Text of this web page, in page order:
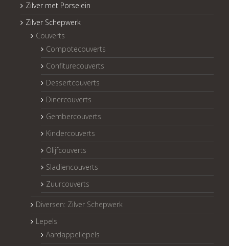
Zilver met Porselein
Zilver Schepwerk
Couverts
Compotecouverts
Confiturecouverts
Dessertcouverts
Dinercouverts
Gembercouverts
Kindercouverts
Olijfcouverts
Sladiencouverts
Zuurcouverts
Diversen: Zilver Schepwerk
Lepels
Aardappellepels